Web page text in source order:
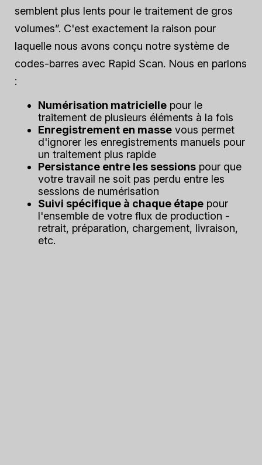
semblent plus lents pour le traitement de gros
volumes”. C'est exactement la raison pour
laquelle nous avons conçu notre système de
codes-barres avec Rapid Scan. Nous en parlons
:
Numérisation matricielle pour le
traitement de plusieurs éléments à la fois
Enregistrement en masse vous permet
d'ignorer les enregistrements manuels pour
un traitement plus rapide
Persistance entre les sessions pour que
votre travail ne soit pas perdu entre les
sessions de numérisation
Suivi spécifique à chaque étape pour
l'ensemble de votre flux de production -
retrait, préparation, chargement, livraison,
etc.